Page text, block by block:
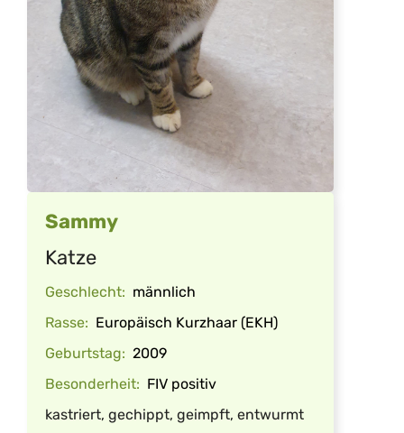
Sammy
Katze
Geschlecht: männlich
Rasse: Europäisch Kurzhaar (EKH)
Geburtstag: 2009
Besonderheit: FIV positiv
kastriert, gechippt, geimpft, entwurmt